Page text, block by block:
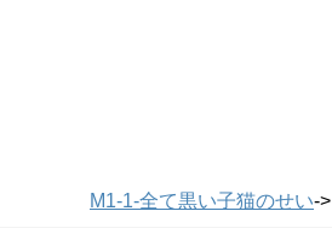
M1-1-全て黒い子猫のせい->